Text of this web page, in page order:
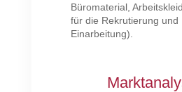
Büromaterial,
für die Rekrutierung und
Einarbeitung).